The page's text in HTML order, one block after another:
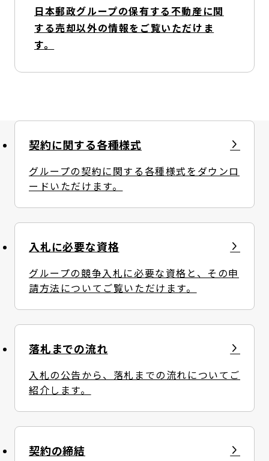
日本郵政グループの保有する不動産に関
する売却以外の情報をご覧いただけま
す。
契約に関する各種様式
グループの契約に関する各種様式をダウンロ
ードいただけます。
入札に必要な資格
グループの競争入札に必要な資格と、その申
請方法についてご覧いただけます。
落札までの流れ
入札の公告から、落札までの流れについてご
紹介します。
契約の締結